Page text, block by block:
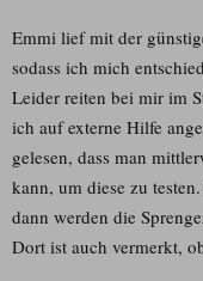
Emmi lief mit der
sodass ich mich
Leider reiten bei mir im
ich auf externe Hilfe
gelesen, dass man
kann, um diese zu testen.
dann werden die
Dort ist auch vermerkt,